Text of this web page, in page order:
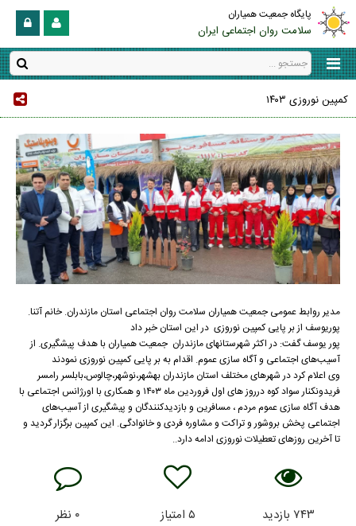
پایگاه جمعیت همیاران
سلامت روان اجتماعی ایران
کمپین نوروزی ۱۴۰۳
مدیر روابط عمومی جمعیت همیاران سلامت روان اجتماعی استان مازندران. خانم آتنا.
پوریوسف از بر پایی کمپین نوروزی در این استان خبر داد
پور یوسف گفت: در اکثر شهرستانهای مازندران جمعیت همیاران با هدف پیشگیری. از
آسیب‌های اجتماعی و آگاه سازی عموم. اقدام به بر پایی کمپین نوروزی نمودند
وی اعلام کرد در شهرهای مختلف استان مازندران بهشهر،نوشهر،چالوس،بابلسر رامسر
فریدونکنار سواد کوه درروز های اول فروردین ماه ۱۴۰۳ و همکاری با اورژانس اجتماعی با
هدف آگاه سازی عموم مردم ، مسافرین و بازدیدکنندگان و پیشگیری از آسیب‌های
اجتماعی پخش بروشور و تراکت و مشاوره فردی و خانوادگی. این کمپین برگزار گردید و
تا آخرین روزهای تعطیلات نوروزی ادامه دارد..
۷۴۳ بازدید ۵ امتیاز ۰ نظر